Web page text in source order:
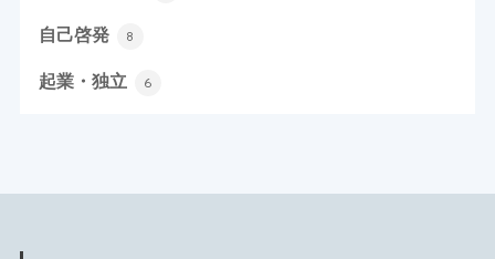
自己啓発 8
起業・独立 6